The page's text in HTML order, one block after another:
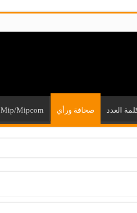
العدد صحافة ورأي Mip/Mipcom